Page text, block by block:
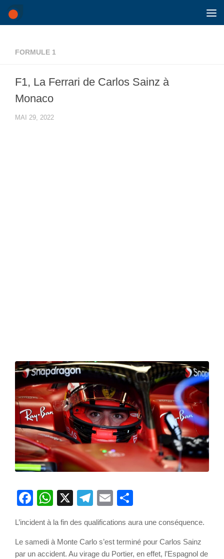
Skip to content
FORMULE 1
F1, La Ferrari de Carlos Sainz à
Monaco
MAI 29, 2022
Facebook
WhatsApp
X Telegram
Email
L’incident à la fin des qualifications aura une conséquence.
Le samedi à Monte Carlo s’est terminé pour Carlos Sainz
par un accident. Au virage du Portier, en effet, l’Espagnol de